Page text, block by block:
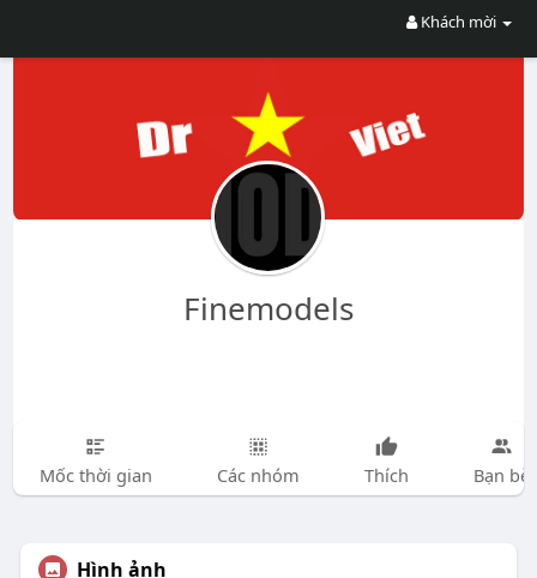
Khách mời
Finemodels
Mốc thời gian Các nhóm Thích Bạn bè
Hình ảnh